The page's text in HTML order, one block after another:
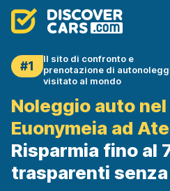
#1
Il sito di confronto e
prenotazione di
visitato al mondo
Noleggio auto
Euonymeia ad
Risparmia fino al
trasparenti